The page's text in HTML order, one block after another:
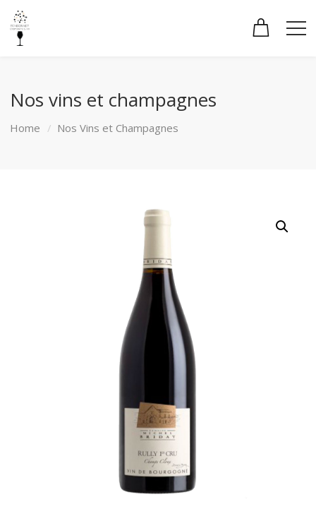
Nos vins et champagnes
Home Nos Vins et Champagnes